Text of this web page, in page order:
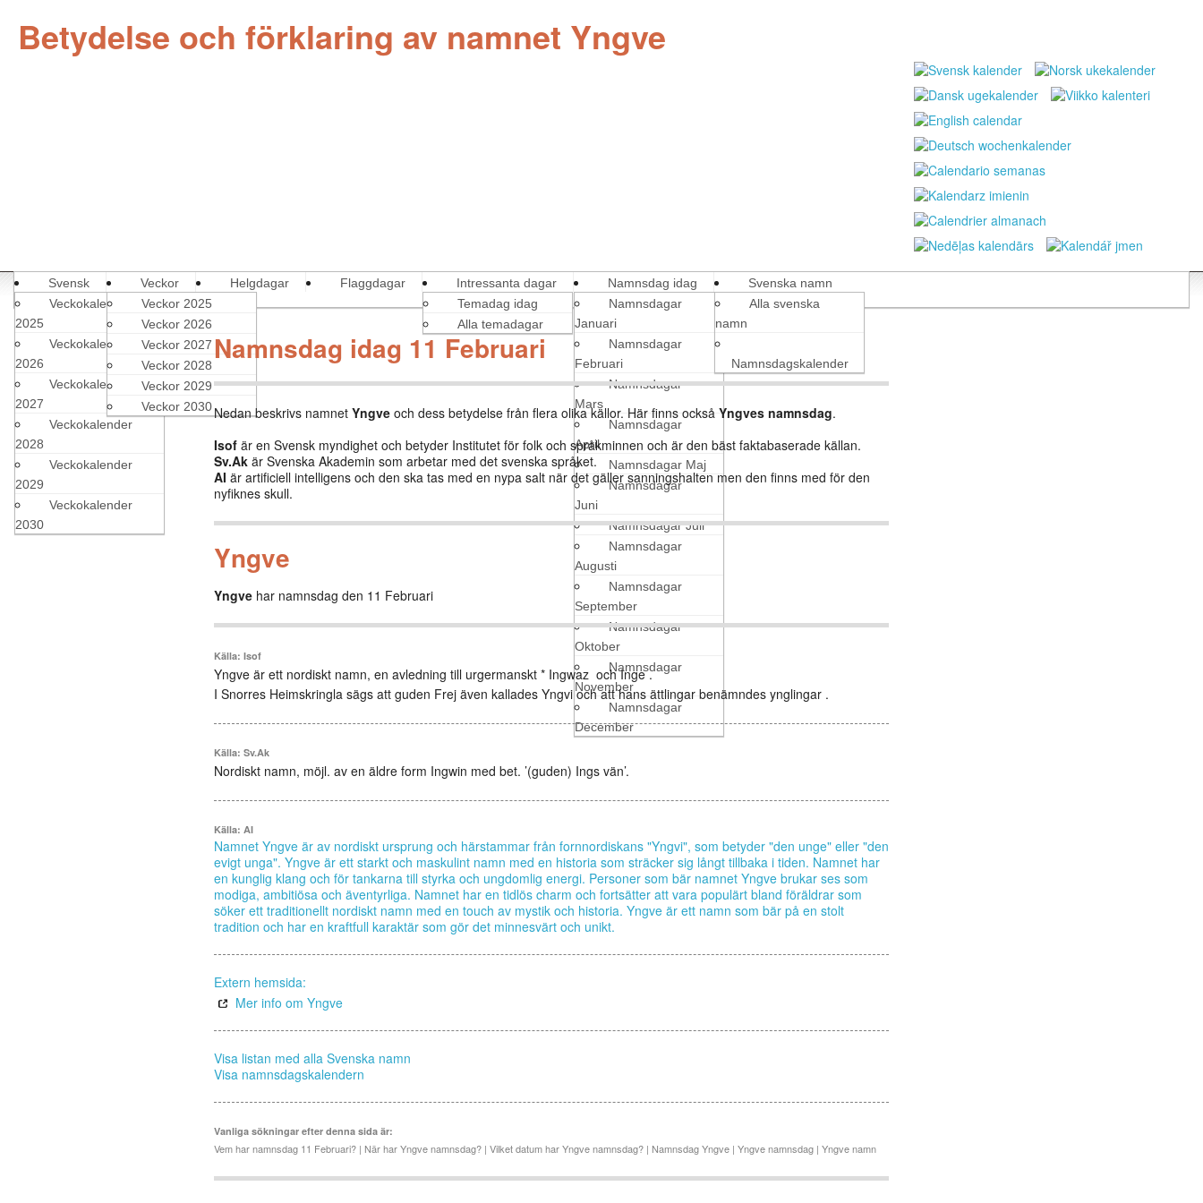
Betydelse och förklaring av namnet Yngve
Svensk
Veckokalender
2025
Veckokalender
2026
Veckokalender
2027
Veckokalender
2028
Veckokalender
2029
Veckokalender
2030
Veckor
Veckor 2025
Veckor 2026
Veckor 2027
Veckor 2028
Veckor 2029
Veckor 2030
Helgdagar Flaggdagar
Intressanta dagar
Temadag idag
Alla temadagar
Namnsdag idag
Namnsdagar
Januari
Namnsdagar
Februari
Namnsdagar
Mars
Namnsdagar
April
Namnsdagar Maj
Namnsdagar
Juni
Namnsdagar Juli
Namnsdagar
Augusti
Namnsdagar
September
Namnsdagar
Oktober
Namnsdagar
November
Namnsdagar
December
Svenska namn
Alla svenska
namn
Namnsdagskalender
Namnsdag idag 11 Februari
Nedan beskrivs namnet Yngve och dess betydelse från flera olika källor. Här finns också Yngves namnsdag.
Isof är en Svensk myndighet och betyder Institutet för folk och språkminnen och är den bäst faktabaserade källan.
Sv.Ak är Svenska Akademin som arbetar med det svenska språket.
AI är artificiell intelligens och den ska tas med en nypa salt när det gäller sanningshalten men den finns med för den
nyfiknes skull.
Yngve
Yngve har namnsdag den 11 Februari
Källa: Isof
Yngve är ett nordiskt namn, en avledning till urgermanskt * Ingwaz och Inge .
I Snorres Heimskringla sägs att guden Frej även kallades Yngvi och att hans ättlingar benämndes ynglingar .
Källa: Sv.Ak
Nordiskt namn, möjl. av en äldre form Ingwin med bet. ’(guden) Ings vän’.
Källa: AI
Namnet Yngve är av nordiskt ursprung och härstammar från fornnordiskans "Yngvi", som betyder "den unge" eller "den
evigt unga". Yngve är ett starkt och maskulint namn med en historia som sträcker sig långt tillbaka i tiden. Namnet har
en kunglig klang och för tankarna till styrka och ungdomlig energi. Personer som bär namnet Yngve brukar ses som
modiga, ambitiösa och äventyrliga. Namnet har en tidlös charm och fortsätter att vara populärt bland föräldrar som
söker ett traditionellt nordiskt namn med en touch av mystik och historia. Yngve är ett namn som bär på en stolt
tradition och har en kraftfull karaktär som gör det minnesvärt och unikt.
Extern hemsida:
Mer info om Yngve
Visa listan med alla Svenska namn
Visa namnsdagskalendern
Vanliga sökningar efter denna sida är:
Vem har namnsdag 11 Februari? | När har Yngve namnsdag? | Vilket datum har Yngve namnsdag? | Namnsdag Yngve | Yngve namnsdag | Yngve namn